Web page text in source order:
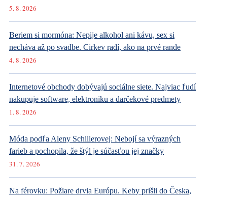
5. 8. 2026
Beriem si mormóna: Nepije alkohol ani kávu, sex si
necháva až po svadbe. Cirkev radí, ako na prvé rande
4. 8. 2026
Internetové obchody dobývajú sociálne siete. Najviac ľudí
nakupuje software, elektroniku a darčekové predmety
1. 8. 2026
Móda podľa Aleny Schillerovej: Nebojí sa výrazných
farieb a pochopila, že štýl je súčasťou jej značky
31. 7. 2026
Na férovku: Požiare drvia Európu. Keby prišli do Česka,